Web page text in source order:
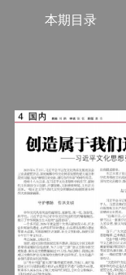
本期目录